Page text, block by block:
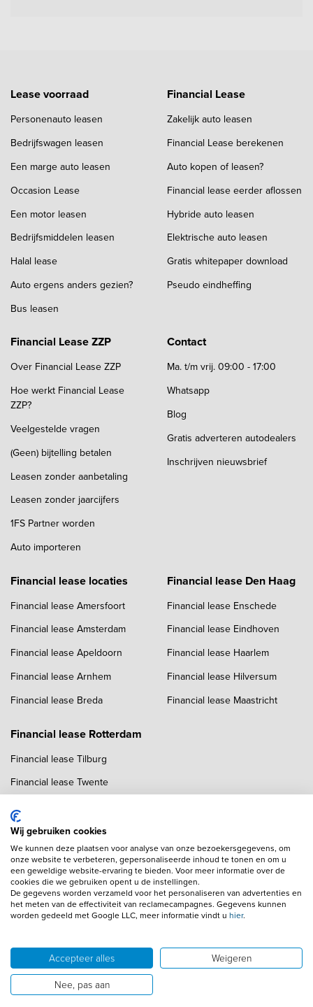
Lease voorraad
Personenauto leasen
Bedrijfswagen leasen
Een marge auto leasen
Occasion Lease
Een motor leasen
Bedrijfsmiddelen leasen
Halal lease
Auto ergens anders gezien?
Bus leasen
Financial Lease
Zakelijk auto leasen
Financial Lease berekenen
Auto kopen of leasen?
Financial lease eerder aflossen
Hybride auto leasen
Elektrische auto leasen
Gratis whitepaper download
Pseudo eindheffing
Financial Lease ZZP
Over Financial Lease ZZP
Hoe werkt Financial Lease
ZZP?
Veelgestelde vragen
(Geen) bijtelling betalen
Leasen zonder aanbetaling
Leasen zonder jaarcijfers
1FS Partner worden
Auto importeren
Contact
Ma. t/m vrij. 09:00 - 17:00
Whatsapp
Blog
Gratis adverteren autodealers
Inschrijven nieuwsbrief
Financial lease locaties
Financial lease Amersfoort
Financial lease Amsterdam
Financial lease Apeldoorn
Financial lease Arnhem
Financial lease Breda
Financial lease Den Haag
Financial lease Enschede
Financial lease Eindhoven
Financial lease Haarlem
Financial lease Hilversum
Financial lease Maastricht
Financial lease Rotterdam
Financial lease Tilburg
Financial lease Twente
Financial lease Utrecht
Financial lease Zwolle
Copyright navigation
Adverteren
Autobedrijven
Wij gebruiken AI voor afbeeldingen en teksten
Disclaimer
© 2026 Financial Lease ZZP
Powered by 1FS.nl
Wij gebruiken cookies
We kunnen deze plaatsen voor analyse van onze bezoekersgegevens, om
onze website te verbeteren, gepersonaliseerde inhoud te tonen en om u
een geweldige website-ervaring te bieden. Voor meer informatie over de
cookies die we gebruiken opent u de instellingen.
De gegevens worden verzameld voor het personaliseren van advertenties en
het meten van de effectiviteit van reclamecampagnes. Gegevens kunnen
worden gedeeld met Google LLC, meer informatie vindt u hier.
Accepteer alles
Weigeren
Nee, pas aan